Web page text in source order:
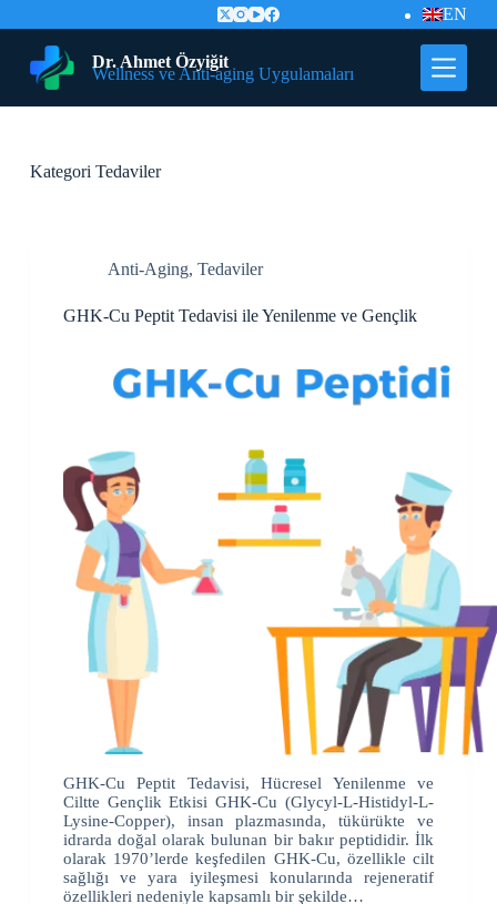
EN
Dr. Ahmet Özyiğit
Wellness ve Anti-aging Uygulamaları
Kategori Tedaviler
Anti-Aging, Tedaviler
GHK-Cu Peptit Tedavisi ile Yenilenme ve Gençlik
GHK-Cu Peptit Tedavisi, Hücresel Yenilenme ve
Ciltte Gençlik Etkisi GHK-Cu (Glycyl-L-Histidyl-L-
Lysine-Copper), insan plazmasında, tükürükte ve
idrarda doğal olarak bulunan bir bakır peptididir. İlk
olarak 1970’lerde keşfedilen GHK-Cu, özellikle cilt
sağlığı ve yara iyileşmesi konularında rejeneratif
özellikleri nedeniyle kapsamlı bir şekilde…